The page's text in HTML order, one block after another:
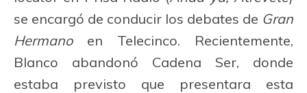
se encargó de conducir los debates de Gran
Hermano en Telecinco. Recientemente,
Blanco abandonó Cadena Ser, donde
estaba previsto que presentara esta